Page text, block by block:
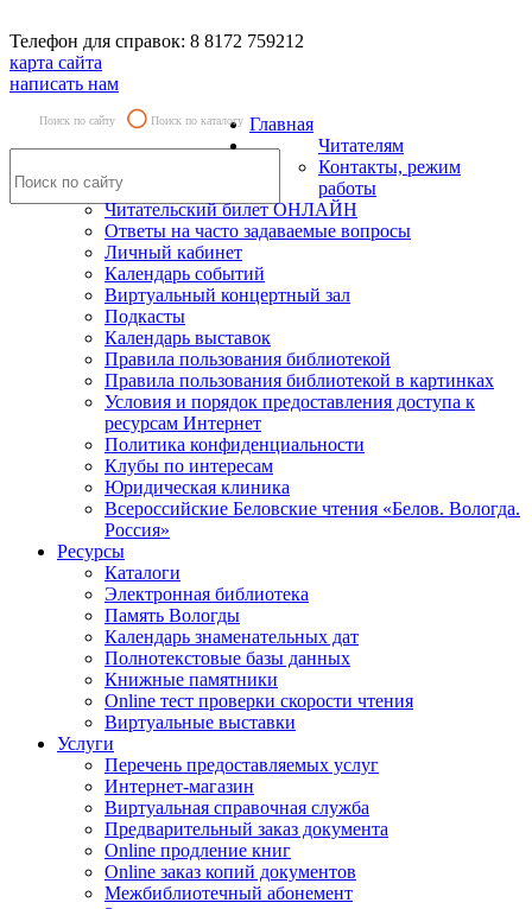
Телефон для справок: 8 8172 759212
карта сайта
написать нам
Поиск по сайту Поиск по каталогу Главная
Читателям
Контакты, режим
работы
Читательский билет ОНЛАЙН
Ответы на часто задаваемые вопросы
Личный кабинет
Календарь событий
Виртуальный концертный зал
Подкасты
Календарь выставок
Правила пользования библиотекой
Правила пользования библиотекой в картинках
Условия и порядок предоставления доступа к
ресурсам Интернет
Политика конфиденциальности
Клубы по интересам
Юридическая клиника
Всероссийские Беловские чтения «Белов. Вологда.
Россия»
Ресурсы
Каталоги
Электронная библиотека
Память Вологды
Календарь знаменательных дат
Полнотекстовые базы данных
Книжные памятники
Online тест проверки скорости чтения
Виртуальные выставки
Услуги
Перечень предоставляемых услуг
Интернет-магазин
Виртуальная справочная служба
Предварительный заказ документа
Online продление книг
Online заказ копий документов
Межбиблиотечный абонемент